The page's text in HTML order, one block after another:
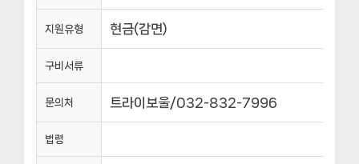
지원유형 현금(감면)
구비서류
문의처 트라이보울/032-832-7996
법령